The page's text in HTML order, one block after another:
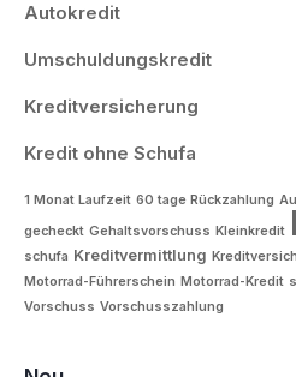
Autokredit
Umschuldungskredit
Kreditversicherung
Kredit ohne Schufa
1 Monat Laufzeit 60 tage Rückzahlung
gecheckt Gehaltsvorschuss Kleinkredit
schufa Kreditvermittlung
Motorrad-Führerschein Motorrad-Kredit
Vorschuss Vorschusszahlung